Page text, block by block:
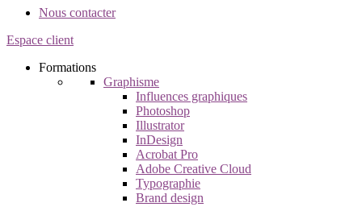
Nous contacter
Espace client
Formations
Graphisme
Influences graphiques
Photoshop
Illustrator
InDesign
Acrobat Pro
Adobe Creative Cloud
Typographie
Brand design